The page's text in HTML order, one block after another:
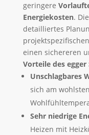
geringere
Energiekosten.
detailliertes
einen sichereren
Vorteile des egger
Unschlagbares
sich am
Sehr niedrige
Heizen mit